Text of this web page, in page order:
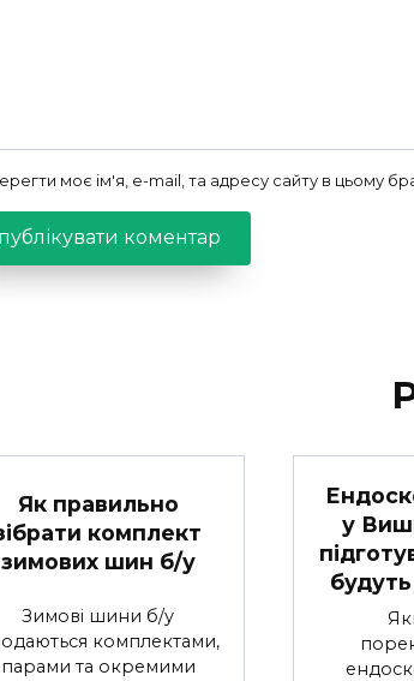
моє ім'я, e-mail, та адресу сайту в цьому
Як правильно
комплект
зимових шин б/у
Зимові шини б/у
комплектами,
парами та окремими
у